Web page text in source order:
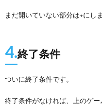
まだ開いていない部分は+にし
4.終了条件
ついに終了条件です。
終了条件がなければ、上のゲー